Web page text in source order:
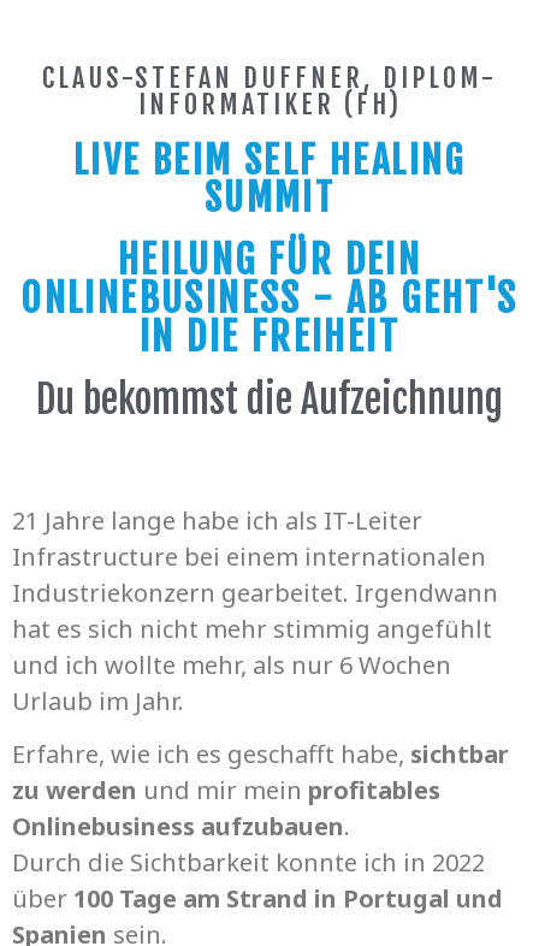
CLAUS-STEFAN DUFFNER, DIPLOM-
INFORMATIKER (FH)
LIVE BEIM SELF HEALING
SUMMIT
HEILUNG FÜR DEIN
ONLINEBUSINESS - AB GEHT'S
IN DIE FREIHEIT
Du bekommst die Aufzeichnung
21 Jahre lange habe ich als IT-Leiter
Infrastructure bei einem internationalen
Industriekonzern gearbeitet. Irgendwann
hat es sich nicht mehr stimmig angefühlt
und ich wollte mehr, als nur 6 Wochen
Urlaub im Jahr.
Erfahre, wie ich es geschafft habe, sichtbar
zu werden und mir mein profitables
Onlinebusiness aufzubauen.
Durch die Sichtbarkeit konnte ich in 2022
über 100 Tage am Strand in Portugal und
Spanien sein.